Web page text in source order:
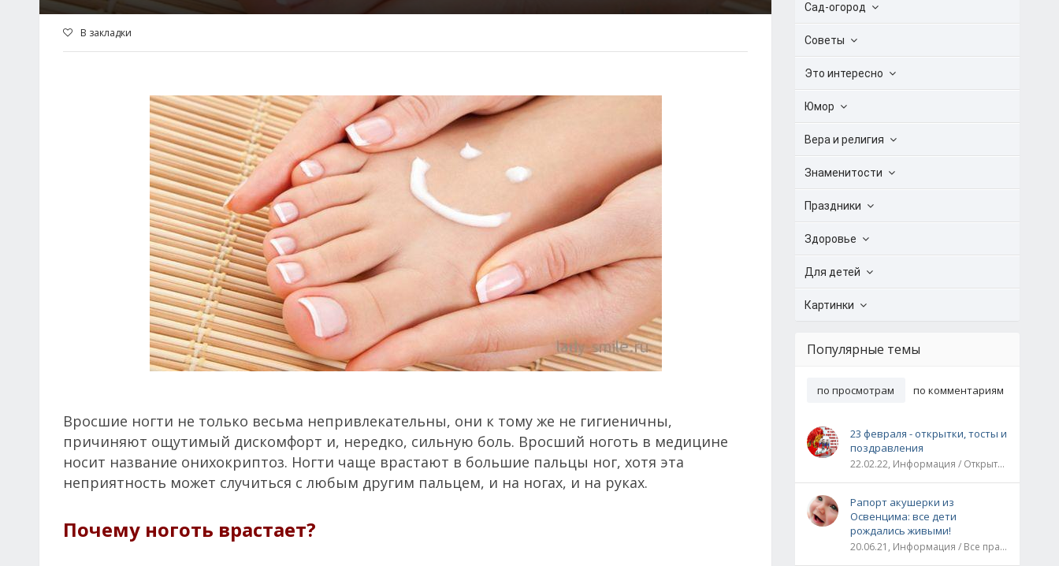
В закладки
Вросшие ногти не только весьма непривлекательны, они к тому же не гигиеничны,
причиняют ощутимый дискомфорт и, нередко, сильную боль. Вросший ноготь в медицине
носит название онихокриптоз. Ногти чаще врастают в большие пальцы ног, хотя эта
неприятность может случиться с любым другим пальцем, и на ногах, и на руках.
Почему ноготь врастает?
Сад-огород
Советы
Это интересно
Юмор
Вера и религия
Знаменитости
Праздники
Здоровье
Для детей
Картинки
Популярные темы
по просмотрам по комментариям
23 февраля - открытки, тосты и
поздравления
22.02.22, Информация / Открытки / Все праздники
Рапорт акушерки из
Освенцима: все дети
рождались живыми!
20.06.21, Информация / Все праздники / Рассказы и истории